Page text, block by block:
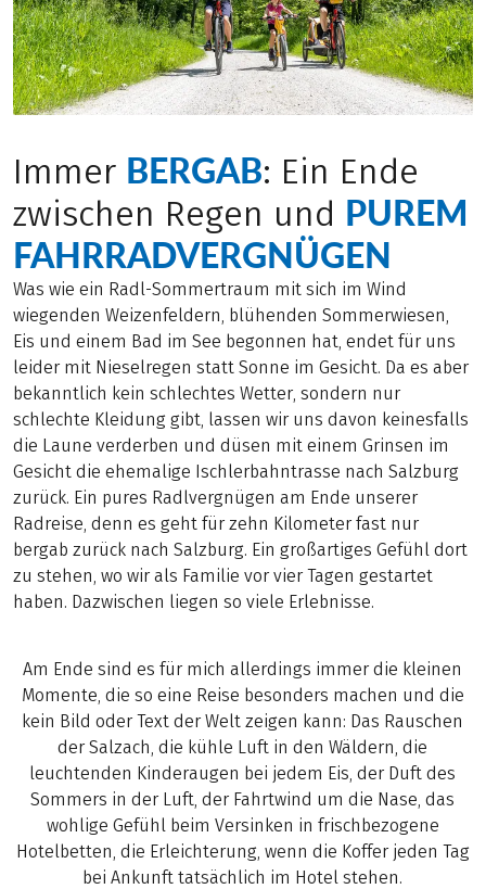
Immer BERGAB: Ein Ende
zwischen Regen und PUREM
FAHRRADVERGNÜGEN
Was wie ein Radl-Sommertraum mit sich im Wind
wiegenden Weizenfeldern, blühenden Sommerwiesen,
Eis und einem Bad im See begonnen hat, endet für uns
leider mit Nieselregen statt Sonne im Gesicht. Da es aber
bekanntlich kein schlechtes Wetter, sondern nur
schlechte Kleidung gibt, lassen wir uns davon keinesfalls
die Laune verderben und düsen mit einem Grinsen im
Gesicht die ehemalige Ischlerbahntrasse nach Salzburg
zurück. Ein pures Radlvergnügen am Ende unserer
Radreise, denn es geht für zehn Kilometer fast nur
bergab zurück nach Salzburg. Ein großartiges Gefühl dort
zu stehen, wo wir als Familie vor vier Tagen gestartet
haben. Dazwischen liegen so viele Erlebnisse.
Am Ende sind es für mich allerdings immer die kleinen
Momente, die so eine Reise besonders machen und die
kein Bild oder Text der Welt zeigen kann: Das Rauschen
der Salzach, die kühle Luft in den Wäldern, die
leuchtenden Kinderaugen bei jedem Eis, der Duft des
Sommers in der Luft, der Fahrtwind um die Nase, das
wohlige Gefühl beim Versinken in frischbezogene
Hotelbetten, die Erleichterung, wenn die Koffer jeden Tag
bei Ankunft tatsächlich im Hotel stehen.